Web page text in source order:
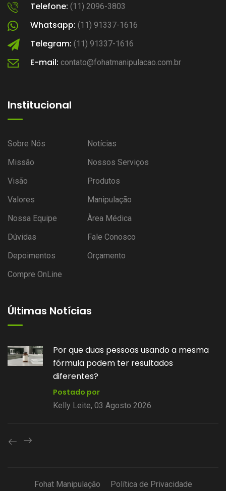
Telefone: (11) 2096-3803
Whatsapp: (11) 91337-1616
Telegram: (11) 91337-1616
E-mail: contato@fohatmanipulacao.com.br
Institucional
Sobre Nós
Missão
Visão
Valores
Nossa Equipe
Dúvidas
Depoimentos
Compre OnLine
Notícias
Nossos Serviços
Produtos
Manipulação
Àrea Médica
Fale Conosco
Orçamento
Últimas Notícias
Por que duas pessoas usando a mesma
fórmula podem ter resultados
diferentes?
Postado por
Kelly Leite, 03 Agosto 2026
Fohat Manipulação Política de Privacidade